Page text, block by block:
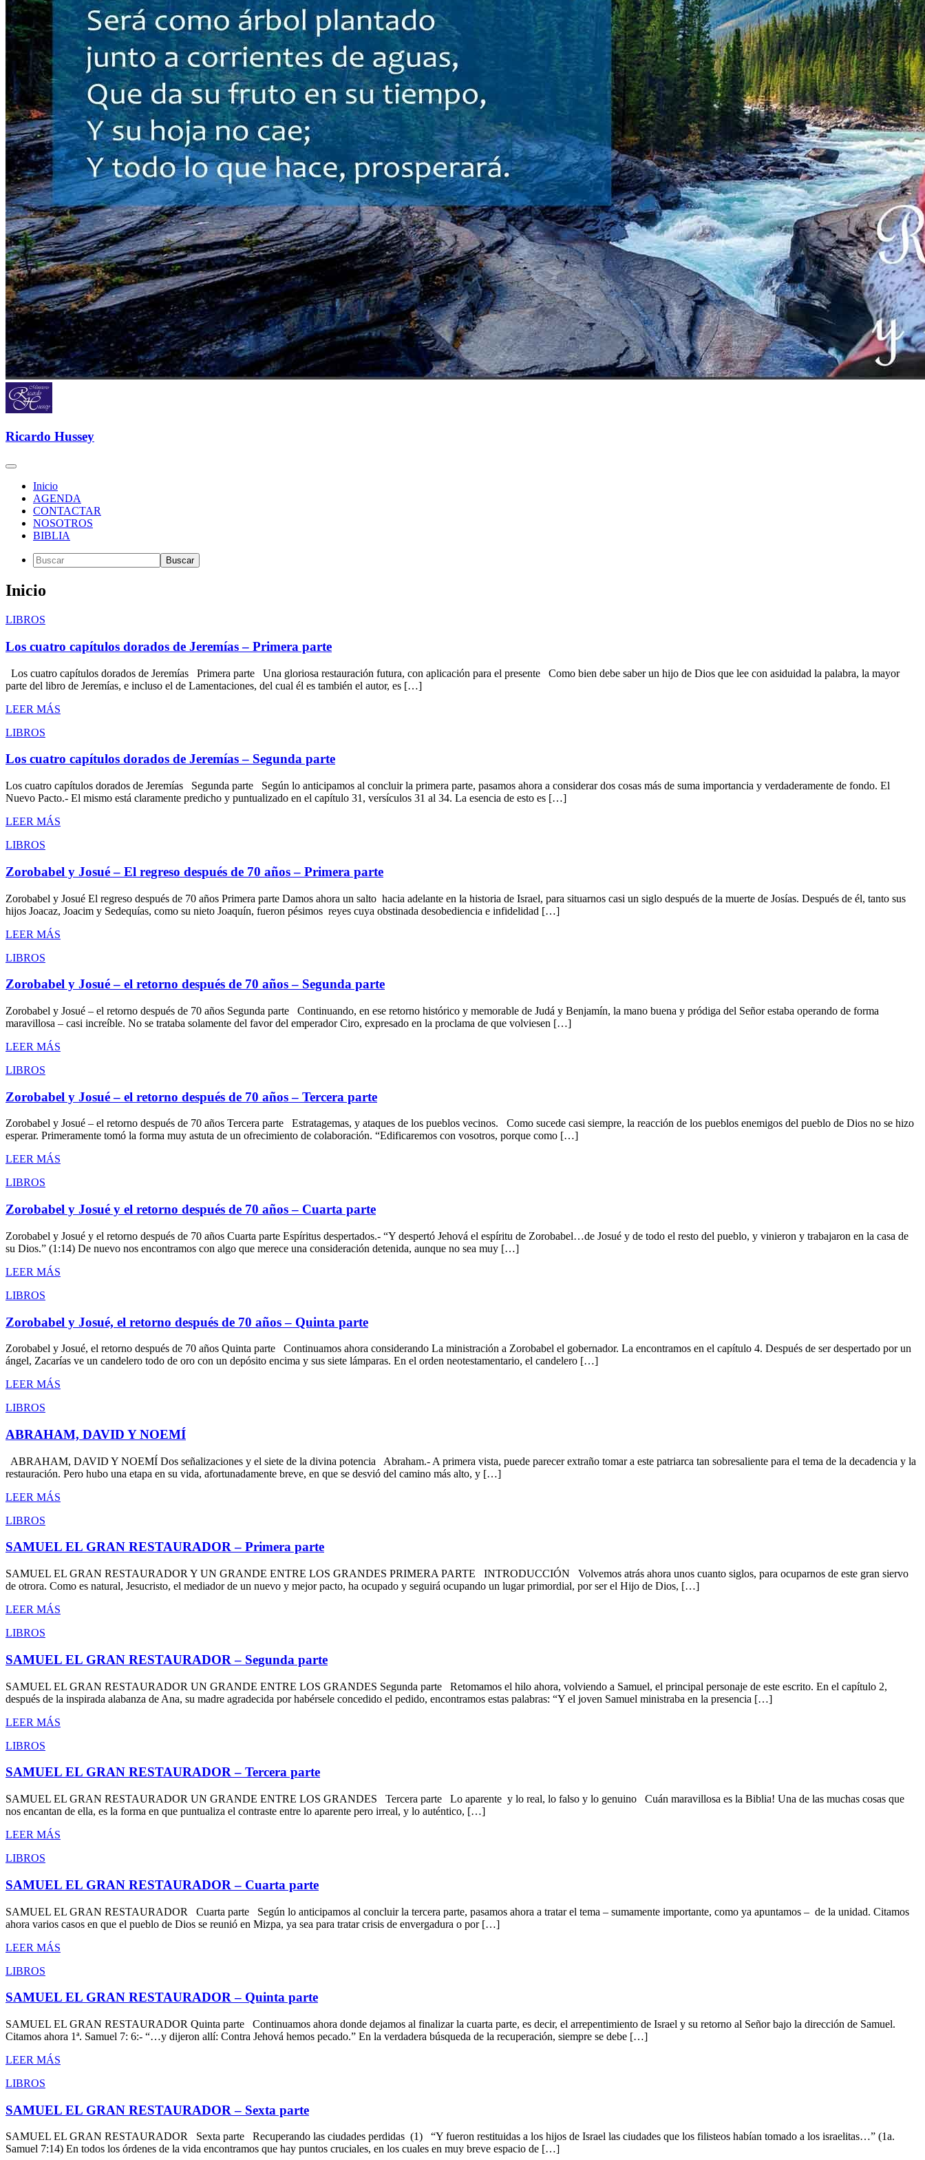
Ricardo Hussey
Inicio
AGENDA
CONTACTAR
NOSOTROS
BIBLIA
Inicio
LIBROS
Los cuatro capítulos dorados de Jeremías – Primera parte
Los cuatro capítulos dorados de Jeremías Primera parte Una gloriosa restauración futura, con aplicación para el presente Como bien debe saber un hijo de Dios que lee con asiduidad la palabra, la mayor
parte del libro de Jeremías, e incluso el de Lamentaciones, del cual él es también el autor, es […]
LEER MÁS
LIBROS
Los cuatro capítulos dorados de Jeremías – Segunda parte
Los cuatro capítulos dorados de Jeremías Segunda parte Según lo anticipamos al concluir la primera parte, pasamos ahora a considerar dos cosas más de suma importancia y verdaderamente de fondo. El
Nuevo Pacto.- El mismo está claramente predicho y puntualizado en el capítulo 31, versículos 31 al 34. La esencia de esto es […]
LEER MÁS
LIBROS
Zorobabel y Josué – El regreso después de 70 años – Primera parte
Zorobabel y Josué El regreso después de 70 años Primera parte Damos ahora un salto hacia adelante en la historia de Israel, para situarnos casi un siglo después de la muerte de Josías. Después de él, tanto sus
hijos Joacaz, Joacim y Sedequías, como su nieto Joaquín, fueron pésimos reyes cuya obstinada desobediencia e infidelidad […]
LEER MÁS
LIBROS
Zorobabel y Josué – el retorno después de 70 años – Segunda parte
Zorobabel y Josué – el retorno después de 70 años Segunda parte Continuando, en ese retorno histórico y memorable de Judá y Benjamín, la mano buena y pródiga del Señor estaba operando de forma
maravillosa – casi increíble. No se trataba solamente del favor del emperador Ciro, expresado en la proclama de que volviesen […]
LEER MÁS
LIBROS
Zorobabel y Josué – el retorno después de 70 años – Tercera parte
Zorobabel y Josué – el retorno después de 70 años Tercera parte Estratagemas, y ataques de los pueblos vecinos. Como sucede casi siempre, la reacción de los pueblos enemigos del pueblo de Dios no se hizo
esperar. Primeramente tomó la forma muy astuta de un ofrecimiento de colaboración. “Edificaremos con vosotros, porque como […]
LEER MÁS
LIBROS
Zorobabel y Josué y el retorno después de 70 años – Cuarta parte
Zorobabel y Josué y el retorno después de 70 años Cuarta parte Espíritus despertados.- “Y despertó Jehová el espíritu de Zorobabel…de Josué y de todo el resto del pueblo, y vinieron y trabajaron en la casa de
su Dios.” (1:14) De nuevo nos encontramos con algo que merece una consideración detenida, aunque no sea muy […]
LEER MÁS
LIBROS
Zorobabel y Josué, el retorno después de 70 años – Quinta parte
Zorobabel y Josué, el retorno después de 70 años Quinta parte Continuamos ahora considerando La ministración a Zorobabel el gobernador. La encontramos en el capítulo 4. Después de ser despertado por un
ángel, Zacarías ve un candelero todo de oro con un depósito encima y sus siete lámparas. En el orden neotestamentario, el candelero […]
LEER MÁS
LIBROS
ABRAHAM, DAVID Y NOEMÍ
ABRAHAM, DAVID Y NOEMÍ Dos señalizaciones y el siete de la divina potencia Abraham.- A primera vista, puede parecer extraño tomar a este patriarca tan sobresaliente para el tema de la decadencia y la
restauración. Pero hubo una etapa en su vida, afortunadamente breve, en que se desvió del camino más alto, y […]
LEER MÁS
LIBROS
SAMUEL EL GRAN RESTAURADOR – Primera parte
SAMUEL EL GRAN RESTAURADOR Y UN GRANDE ENTRE LOS GRANDES PRIMERA PARTE INTRODUCCIÓN Volvemos atrás ahora unos cuanto siglos, para ocuparnos de este gran siervo
de otrora. Como es natural, Jesucristo, el mediador de un nuevo y mejor pacto, ha ocupado y seguirá ocupando un lugar primordial, por ser el Hijo de Dios, […]
LEER MÁS
LIBROS
SAMUEL EL GRAN RESTAURADOR – Segunda parte
SAMUEL EL GRAN RESTAURADOR UN GRANDE ENTRE LOS GRANDES Segunda parte Retomamos el hilo ahora, volviendo a Samuel, el principal personaje de este escrito. En el capítulo 2,
después de la inspirada alabanza de Ana, su madre agradecida por habérsele concedido el pedido, encontramos estas palabras: “Y el joven Samuel ministraba en la presencia […]
LEER MÁS
LIBROS
SAMUEL EL GRAN RESTAURADOR – Tercera parte
SAMUEL EL GRAN RESTAURADOR UN GRANDE ENTRE LOS GRANDES Tercera parte Lo aparente y lo real, lo falso y lo genuino Cuán maravillosa es la Biblia! Una de las muchas cosas que
nos encantan de ella, es la forma en que puntualiza el contraste entre lo aparente pero irreal, y lo auténtico, […]
LEER MÁS
LIBROS
SAMUEL EL GRAN RESTAURADOR – Cuarta parte
SAMUEL EL GRAN RESTAURADOR Cuarta parte Según lo anticipamos al concluir la tercera parte, pasamos ahora a tratar el tema – sumamente importante, como ya apuntamos – de la unidad. Citamos
ahora varios casos en que el pueblo de Dios se reunió en Mizpa, ya sea para tratar crisis de envergadura o por […]
LEER MÁS
LIBROS
SAMUEL EL GRAN RESTAURADOR – Quinta parte
SAMUEL EL GRAN RESTAURADOR Quinta parte Continuamos ahora donde dejamos al finalizar la cuarta parte, es decir, el arrepentimiento de Israel y su retorno al Señor bajo la dirección de Samuel.
Citamos ahora 1ª. Samuel 7: 6:- “…y dijeron allí: Contra Jehová hemos pecado.” En la verdadera búsqueda de la recuperación, siempre se debe […]
LEER MÁS
LIBROS
SAMUEL EL GRAN RESTAURADOR – Sexta parte
SAMUEL EL GRAN RESTAURADOR Sexta parte Recuperando las ciudades perdidas (1) “Y fueron restituidas a los hijos de Israel las ciudades que los filisteos habían tomado a los israelitas…” (1a.
Samuel 7:14) En todos los órdenes de la vida encontramos que hay puntos cruciales, en los cuales en muy breve espacio de […]